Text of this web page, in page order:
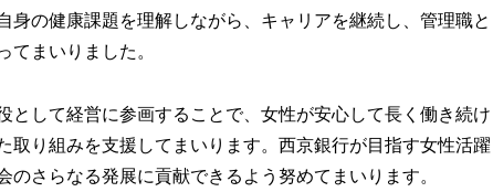
身の健康課題を理解しながら、キャリアを継続し、管理職と
てまいりました。
として経営に参画することで、女性が安心して長く働き続け
取り組みを支援してまいります。西京銀行が目指す女性活躍
さらなる発展に貢献できるよう努めてまいります。